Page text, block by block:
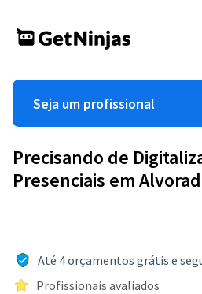
Seja um profissional
Precisando de
Presenciais em
Até 4 orçamentos grátis e
Profissionais avaliados